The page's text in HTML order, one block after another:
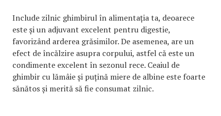
Include zilnic ghimbirul în alimentația ta, deoarece
este și un adjuvant excelent pentru digestie,
favorizând arderea grăsimilor. De asemenea, are un
efect de încălzire asupra corpului, astfel că este un
condimente excelent în sezonul rece. Ceaiul de
ghimbir cu lămâie și puțină miere de albine este foarte
sănătos și merită să fie consumat zilnic.